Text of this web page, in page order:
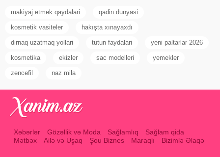
makiyaj etmek qaydalari qadin dunyasi
kosmetik vasiteler hakışta xınayaxdı
dirnaq uzatmaq yollari tutun faydalari yeni paltarlar 2026
kosmetika ekizler sac modelleri yemekler
zencefil naz mila
Xəbərlər Gözəllik və Moda Sağlamlıq
Sağlam qida
Mətbəx
Ailə və Uşaq Şou Biznes Maraqlı Bizimlə Əlaqə